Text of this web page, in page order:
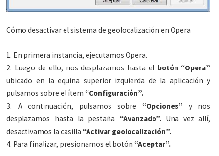
Cómo desactivar el sistema de geolocalización en Opera
1. En primera instancia, ejecutamos Opera.
2. Luego de ello, nos desplazamos hasta el botón “Opera”
ubicado en la equina superior izquierda de la aplicación y
pulsamos sobre el ítem “Configuración”.
3. A continuación, pulsamos sobre “Opciones”y nos
desplazamos hasta la pestaña “Avanzado”.Una vez allí,
desactivamos la casilla “Activar geolocalización”.
4. Para finalizar, presionamos el botón “Aceptar”.